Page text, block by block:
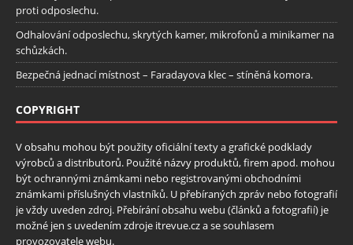
proti odposlechu.
Odhalování odposlechu, skrytých kamer, mikrofonů a minikamer na
schůzkách.
Bezpečná jednací místnost – Faradayova klec – stíněná komora.
COPYRIGHT
V obsahu mohou být použity oficiální texty a grafické podklady
výrobců a distributorů. Použité názvy produktů, firem apod. mohou
být ochrannými známkami nebo registrovanými obchodními
známkami příslušných vlastníků. U přebíraných zpráv nebo fotografií
je vždy uveden zdroj. Přebírání obsahu webu (článků a fotografií) je
možné jen s uvedením zdroje itrevue.cz a se souhlasem
provozovatele webu.